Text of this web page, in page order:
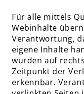
Für alle mittels
Webinhalte
Verantwortung,
eigene Inhalte
wurden auf
Zeitpunkt der
erkennbar.